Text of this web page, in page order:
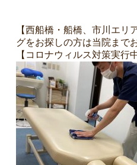
【西船橋・船橋、市川エリ
グをお探しの方は当院まで
【コロナウィルス対策実行中